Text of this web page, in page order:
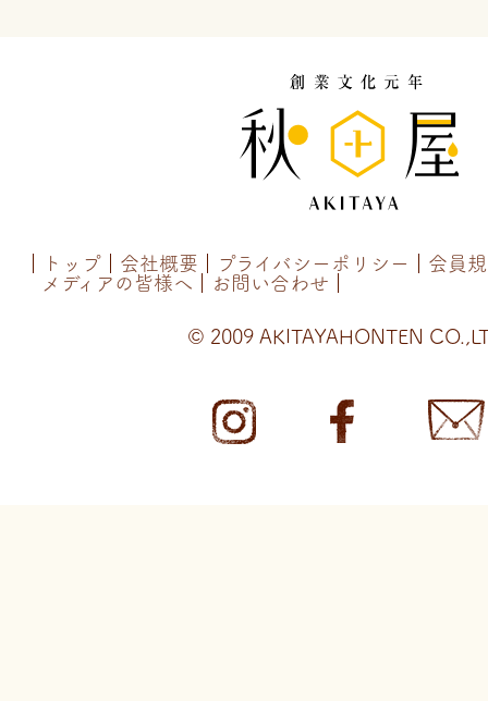
トップ 会社概要 プライバシーポリシー
会員
メディアの皆様へ
お問い合わせ
© 2009 AKITAYAHONTEN